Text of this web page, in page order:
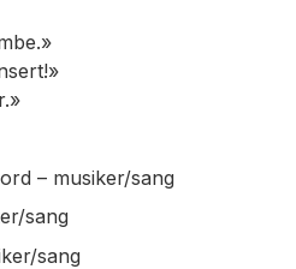
– musiker/sang
sang
sang